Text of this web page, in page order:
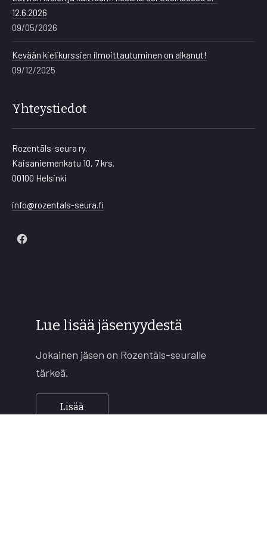
12.6.2026
09/05/2026
Kevään kielikurssien ilmoittautuminen on alkanut!
09/12/2025
Yhteystiedot
Rozentāls-seura ry.
Kaisaniemenkatu 10, 7 krs.
00100 Helsinki
info@rozentals-seura.fi
New
Lue lisää jäsenyydestä
Jokainen jäsen on Rozentāls-seuralle
tärkeä.
Lisää